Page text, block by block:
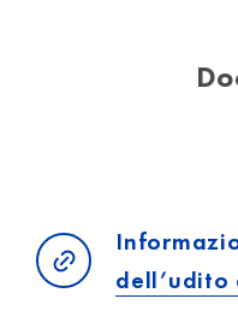
dell’udito